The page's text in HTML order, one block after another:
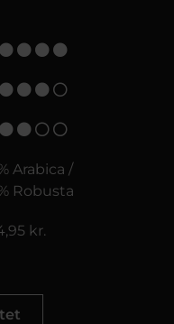
Arabica /
Robusta
kr.